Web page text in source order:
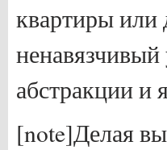
квартиры или
ненавязчивый
абстракции и
[note]Делая